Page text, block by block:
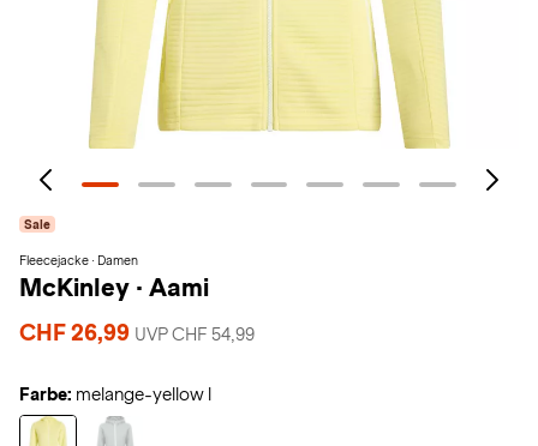
Sale
Fleecejacke · Damen
McKinley · Aami
CHF 26,99 UVP CHF 54,99
Farbe: melange-yellow l